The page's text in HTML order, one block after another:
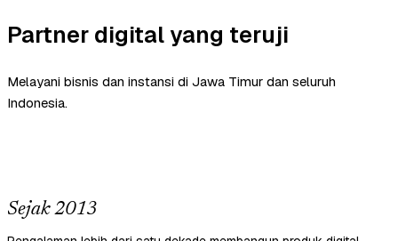
Partner digital yang teruji
Melayani bisnis dan instansi di Jawa Timur dan seluruh
Indonesia.
Sejak 2013